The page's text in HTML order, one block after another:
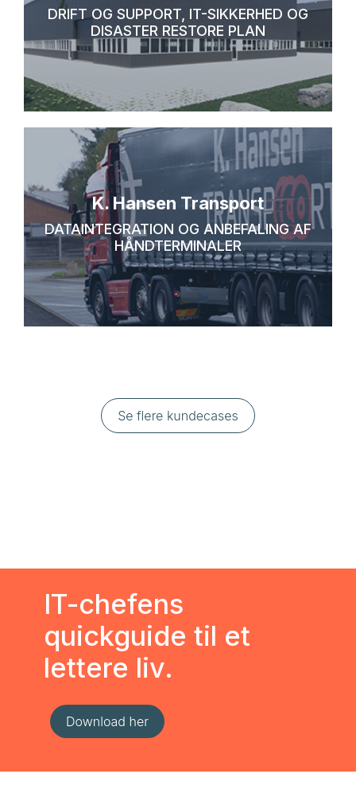
DRIFT OG SUPPORT, IT-SIKKERHED OG
DISASTER RESTORE PLAN
K. Hansen Transport
DATAINTEGRATION OG ANBEFALING AF
HÅNDTERMINALER
IT-chefens
quickguide til et
lettere liv.